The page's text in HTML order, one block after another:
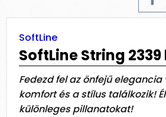
SoftLine
SoftLine String
Fedezd fel az önfejű
komfort és a stílus találkozik!
különleges pillanatokat!